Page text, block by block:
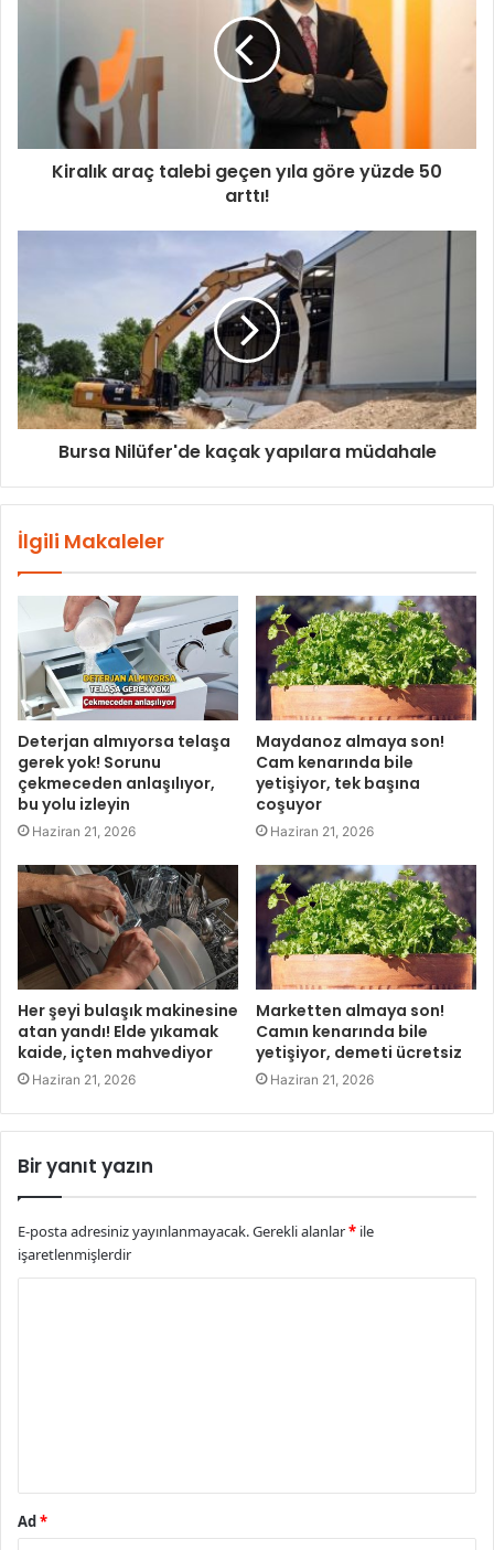
Kiralık araç talebi geçen yıla göre yüzde 50
arttı!
Bursa Nilüfer'de kaçak yapılara müdahale
İlgili Makaleler
Deterjan almıyorsa telaşa
gerek yok! Sorunu
çekmeceden anlaşılıyor,
bu yolu izleyin
Haziran 21, 2026
Maydanoz almaya son!
Cam kenarında bile
yetişiyor, tek başına
coşuyor
Haziran 21, 2026
Her şeyi bulaşık makinesine
atan yandı! Elde yıkamak
kaide, içten mahvediyor
Haziran 21, 2026
Marketten almaya son!
Camın kenarında bile
yetişiyor, demeti ücretsiz
Haziran 21, 2026
Bir yanıt yazın
E-posta adresiniz yayınlanmayacak.Gerekli alanlar* ile
işaretlenmişlerdir
Ad*